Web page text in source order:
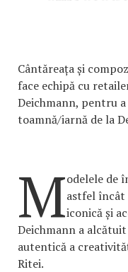
Cântăreața și
face echipă cu
Deichmann, pentru
toamnă/iarnă de la
Modelele de
astfel încât
iconică și
Deichmann a
autentică a
Ritei.